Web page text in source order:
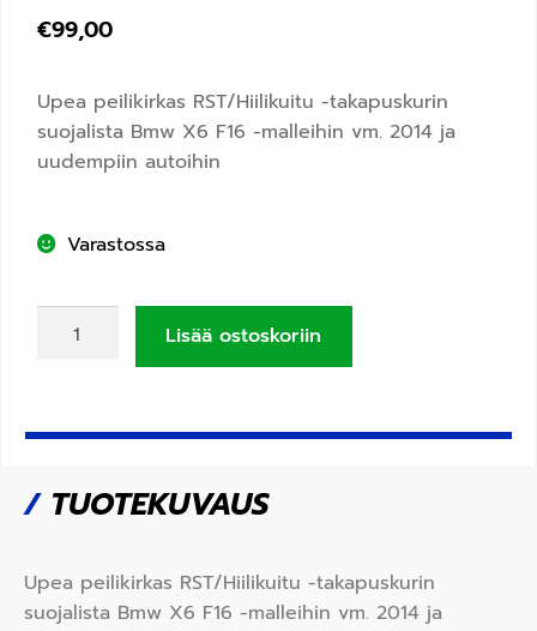
€99,00
Upea peilikirkas RST/Hiilikuitu -takapuskurin
suojalista Bmw X6 F16 -malleihin vm. 2014 ja
uudempiin autoihin
Varastossa
Lisää ostoskoriin
/TUOTEKUVAUS
Upea peilikirkas RST/Hiilikuitu -takapuskurin
suojalista Bmw X6 F16 -malleihin vm. 2014 ja